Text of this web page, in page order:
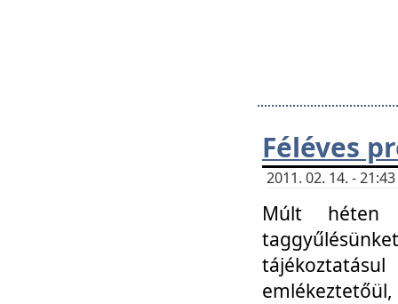
Féléves
2011. 02. 14. -
Múlt héten
emlékeztetőül,